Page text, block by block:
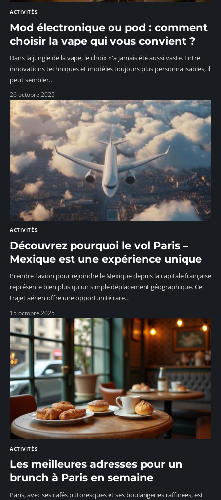
ACTIVITÉS
Mod électronique ou pod : comment
choisir la vape qui vous convient ?
Dans la jungle de la vape, le choix n'a jamais été aussi vaste. Entre
innovations techniques et modèles toujours plus personnalisables, il
peut sembler…
26 octobre 2025
ACTIVITÉS
Découvrez pourquoi le vol Paris –
Mexique est une expérience unique
Prendre l'avion pour rejoindre le Mexique depuis la capitale française
représente bien plus qu'un simple déplacement géographique. Ce
trajet aérien offre une opportunité rare…
15 octobre 2025
ACTIVITÉS
Les meilleures adresses pour un
brunch à Paris en semaine
Paris, avec ses cafés pittoresques et ses boulangeries raffinées, est